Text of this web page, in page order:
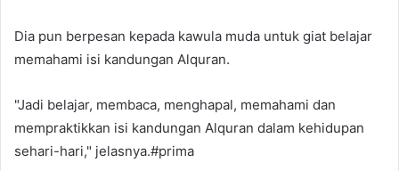
Dia pun berpesan kepada kawula muda untuk giat belajar
memahami isi kandungan Alquran.
"Jadi belajar, membaca, menghapal, memahami dan
mempraktikkan isi kandungan Alquran dalam kehidupan
sehari-hari," jelasnya.#prima